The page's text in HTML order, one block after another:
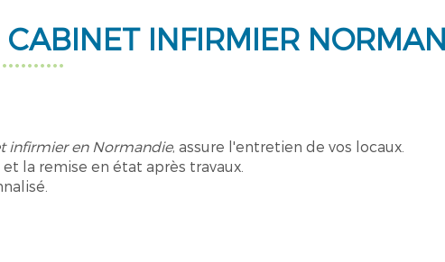
CABINET INFIRMIER
infirmier en Normandie, assure l'entretien de vos locaux.
la remise en état après travaux.